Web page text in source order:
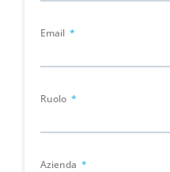
Email
Ruolo
Azienda